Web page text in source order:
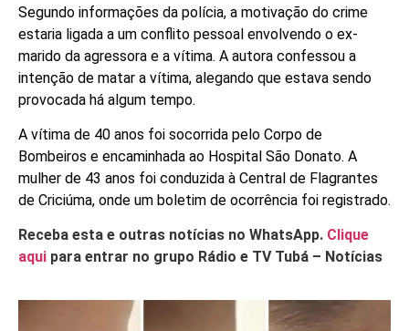
Segundo informações da polícia, a motivação do crime
estaria ligada a um conflito pessoal envolvendo o ex-
marido da agressora e a vítima. A autora confessou a
intenção de matar a vítima, alegando que estava sendo
provocada há algum tempo.
A vítima de 40 anos foi socorrida pelo Corpo de
Bombeiros e encaminhada ao Hospital São Donato. A
mulher de 43 anos foi conduzida à Central de Flagrantes
de Criciúma, onde um boletim de ocorrência foi registrado.
Receba esta e outras notícias no WhatsApp. Clique
aqui para entrar no grupo Rádio e TV Tubá – Notícias